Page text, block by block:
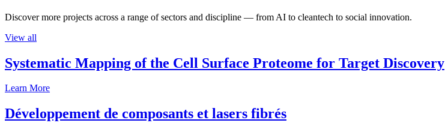
Discover more projects across a range of sectors and discipline — from AI to cleantech to social innovation.
View all
Systematic Mapping of the Cell Surface Proteome for Target Discovery
Learn More
Développement de composants et lasers fibrés